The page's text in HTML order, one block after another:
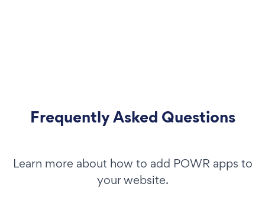
Frequently Asked Questions
Learn more about how to add POWR apps to
your website.